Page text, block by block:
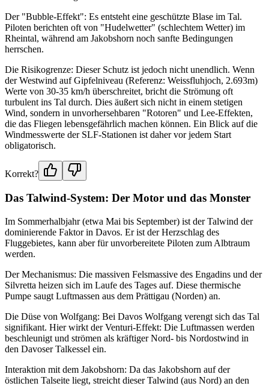
Der "Bubble-Effekt": Es entsteht eine geschützte Blase im Tal.
Piloten berichten oft von "Hudelwetter" (schlechtem Wetter) im
Rheintal, während am Jakobshorn noch sanfte Bedingungen
herrschen.
Die Risikogrenze: Dieser Schutz ist jedoch nicht unendlich. Wenn
der Westwind auf Gipfelniveau (Referenz: Weissfluhjoch, 2.693m)
Werte von 30-35 km/h überschreitet, bricht die Strömung oft
turbulent ins Tal durch. Dies äußert sich nicht in einem stetigen
Wind, sondern in unvorhersehbaren "Rotoren" und Lee-Effekten,
die das Fliegen lebensgefährlich machen können. Ein Blick auf die
Windmesswerte der SLF-Stationen ist daher vor jedem Start
obligatorisch.
Korrekt?
Das Talwind-System: Der Motor und das Monster
Im Sommerhalbjahr (etwa Mai bis September) ist der Talwind der
dominierende Faktor in Davos. Er ist der Herzschlag des
Fluggebietes, kann aber für unvorbereitete Piloten zum Albtraum
werden.
Der Mechanismus: Die massiven Felsmassive des Engadins und der
Silvretta heizen sich im Laufe des Tages auf. Diese thermische
Pumpe saugt Luftmassen aus dem Prättigau (Norden) an.
Die Düse von Wolfgang: Bei Davos Wolfgang verengt sich das Tal
signifikant. Hier wirkt der Venturi-Effekt: Die Luftmassen werden
beschleunigt und strömen als kräftiger Nord- bis Nordostwind in
den Davoser Talkessel ein.
Interaktion mit dem Jakobshorn: Da das Jakobshorn auf der
östlichen Talseite liegt, streicht dieser Talwind (aus Nord) an den